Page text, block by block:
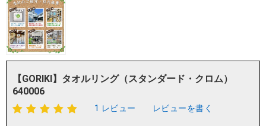
【GORIKI】タオルリング（スタンダード・クロム）
640006
1 レビュー レビューを書く